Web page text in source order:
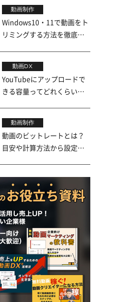
動画制作
Windows10・11で動画をト
リミングする方法を徹底解
動画DX
YouTubeにアップロードで
きる容量ってどれくらい？
動画制作
動画のビットレートとは？
目安や計算方法から設定の